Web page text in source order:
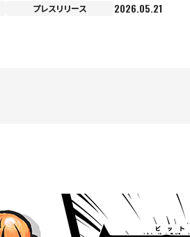
プレスリリース 2026.05.21